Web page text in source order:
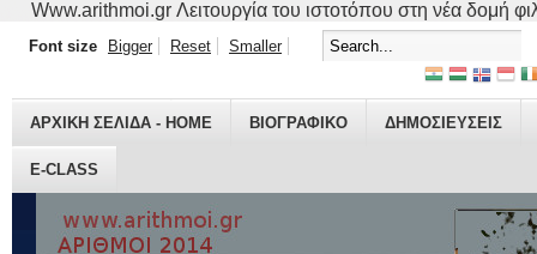
Www.arithmoi.gr Λειτουργία του ιστοτόπου στη νέα δομή
ΑΡΧΙΚΗ ΣΕΛΙΔΑ - HOME ΒΙΟΓΡΑΦΙΚO ΔΗΜΟΣΙΕΥΣΕΙΣ
E-CLASS
Font size Bigger Reset Smaller